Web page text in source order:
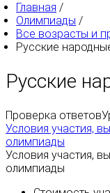
Главная /
Олимпиады /
Все возрасты и
Русские
Русские
Проверка ответов
Условия участия,
олимпиады
Условия участия,
олимпиады